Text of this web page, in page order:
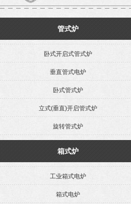
管式炉
卧式开启式管式炉
垂直管式电炉
卧式管式炉
立式(垂直)开启管式炉
旋转管式炉
箱式炉
工业箱式电炉
箱式电炉